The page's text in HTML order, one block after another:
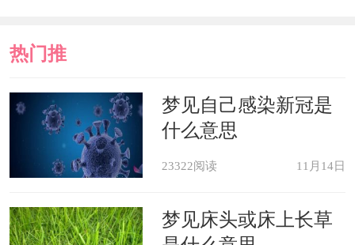
热门推
荐
梦见自己感染新冠是
什么意思
23322阅读 11月14日
梦见床头或床上长草